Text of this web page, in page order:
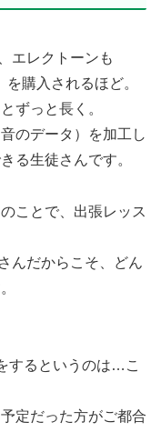
エレクトーンも
購入されるほど。
ずっと長く。
のデータ）を加工し
る生徒さんです。
ことで、出張レッス
んだからこそ、どん
するというのは…こ
定だった方がご都合